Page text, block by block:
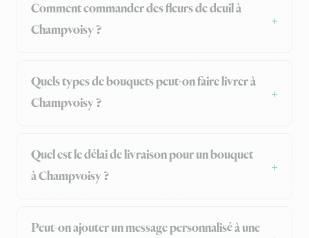
Comment commander des fleurs de deuil à
Champvoisy ?
Quels types de bouquets peut-on faire livrer à
Champvoisy ?
Quel est le délai de livraison pour un bouquet
à Champvoisy ?
Peut-on ajouter un message personnalisé à une